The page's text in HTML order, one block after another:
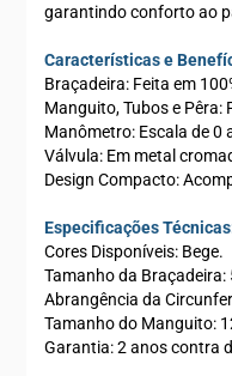
garantindo conforto ao
Características e
Braçadeira: Feita em
Manguito, Tubos e Pêra:
Manômetro: Escala de 0
Válvula: Em metal
Design Compacto:
Especificações
Cores Disponíveis: Bege.
Tamanho da Braçadeira:
Abrangência da
Tamanho do Manguito:
Garantia: 2 anos contra